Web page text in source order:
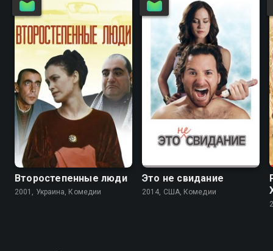
7.2 7.1
Второстепенные люди
2001, Украина, Комедии
4.1 4.0
Это не свидание
2014, США, Комедии